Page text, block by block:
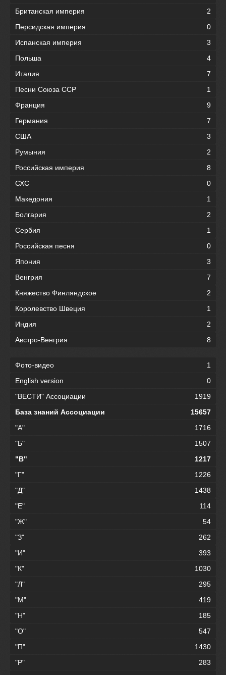
Британская империя
2
Персидская империя
0
Испанская империя
3
Польша
4
Италия
7
Песни Союза ССР
1
Франция
9
Германия
7
США
3
Румыния
2
Российская империя
8
СХС
0
Македония
1
Болгария
2
Сербия
1
Российская песня
0
Япония
3
Венгрия
7
Княжество Финляндское
2
Королевство Швеция
1
Индия
2
Австро-Венгрия
8
Фото-видео
1
English version
0
"ВЕСТИ" Ассоциации
1919
База знаний Ассоциации
15657
"А"
1716
"Б"
1507
"В"
1217
"Г"
1226
"Д"
1438
"Е"
114
"Ж"
54
"З"
262
"И"
393
"К"
1030
"Л"
295
"М"
419
"Н"
185
"О"
547
"П"
1430
"Р"
283